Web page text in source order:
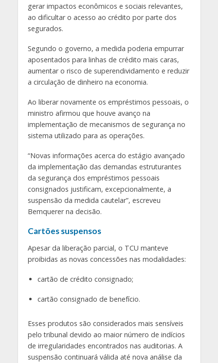
gerar impactos econômicos e sociais relevantes,
ao dificultar o acesso ao crédito por parte dos
segurados.
Segundo o governo, a medida poderia empurrar
aposentados para linhas de crédito mais caras,
aumentar o risco de superendividamento e reduzir
a circulação de dinheiro na economia.
Ao liberar novamente os empréstimos pessoais, o
ministro afirmou que houve avanço na
implementação de mecanismos de segurança no
sistema utilizado para as operações.
“Novas informações acerca do estágio avançado
da implementação das demandas estruturantes
da segurança dos empréstimos pessoais
consignados justificam, excepcionalmente, a
suspensão da medida cautelar”, escreveu
Bemquerer na decisão.
Cartões suspensos
Apesar da liberação parcial, o TCU manteve
proibidas as novas concessões nas modalidades:
cartão de crédito consignado;
cartão consignado de benefício.
Esses produtos são considerados mais sensíveis
pelo tribunal devido ao maior número de indícios
de irregularidades encontrados nas auditorias. A
suspensão continuará válida até nova análise da